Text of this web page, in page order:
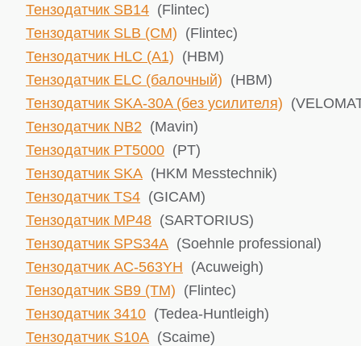
Тензодатчик SB14 (Flintec)
Тензодатчик SLB (CM) (Flintec)
Тензодатчик HLC (A1) (HBM)
Тензодатчик ELC (балочный) (HBM)
Тензодатчик SKA-30A (без усилителя)
Тензодатчик NB2 (Mavin)
Тензодатчик PT5000 (PT)
Тензодатчик SKA (HKM Messtechnik)
Тензодатчик TS4 (GICAM)
Тензодатчик MP48 (SARTORIUS)
Тензодатчик SPS34A (Soehnle professional)
Тензодатчик AC-563YH (Acuweigh)
Тензодатчик SB9 (TM) (Flintec)
Тензодатчик 3410 (Tedea-Huntleigh)
Тензодатчик S10A (Scaime)